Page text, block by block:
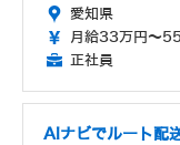
愛知県
月給33万円～
正社員
AIナビでルート配